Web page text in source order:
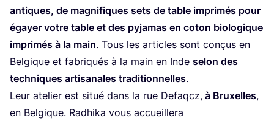
antiques, de magni­fiques sets de table impri­més pour
égayer votre table et des pyja­mas en coton bio­lo­gique
impri­més à la main. Tous les articles sont conçus en
Bel­gique et fabri­qués à la main en Inde selon des
tech­niques arti­sa­nales tra­di­tion­nelles.
Leur ate­lier est situé dans la rue Defa­qcz, à Bruxelles,
en Bel­gique. Radhi­ka vous accueille­ra